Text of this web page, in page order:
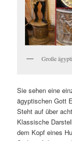
Große
Sie sehen eine
ägyptischen Gott
Steht auf über
Klassische
dem Kopf eines